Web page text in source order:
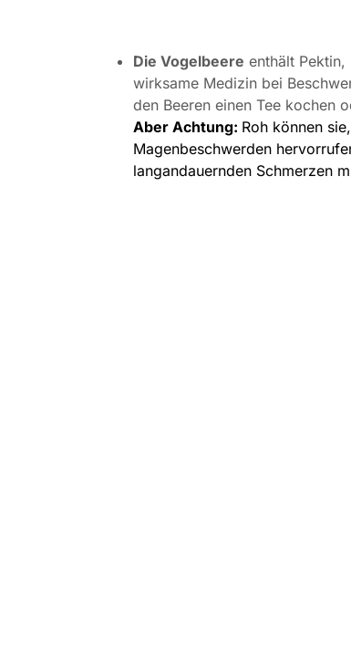
Die Vogelbeere enthält
wirksame Medizin bei
den Beeren einen Tee kochen
Aber Achtung: Roh können
Magenbeschwerden
langandauernden Schmerzen